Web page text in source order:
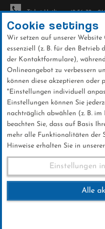
Direkt
zum
Inhalt
Ticket-Hotline: +49 56 32 -
Cookie settings
Wir setzen auf unserer
essenziell (z. B. für den Betrieb
der Kontaktformulare),
Onlineangebot zu verbessern
können diese akzeptieren oder
"Einstellungen individuell
Einstellungen können Sie
nachträglich abwählen (z. B.
beachten Sie, dass auf Basis
mehr alle Funktionalitäten der
Hinweise erhalten Sie in
Einstellungen
Alle